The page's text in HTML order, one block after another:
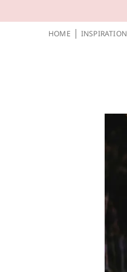
HOME INSPIRATION